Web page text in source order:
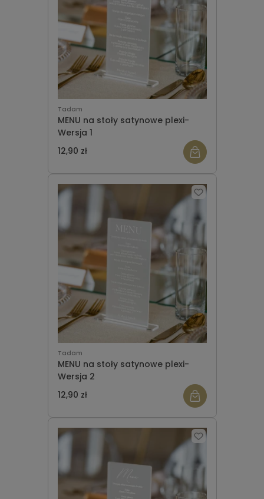
Tadam
MENU na stoły satynowe plexi-
Wersja 1
12,90 zł
Tadam
MENU na stoły satynowe plexi-
Wersja 2
12,90 zł